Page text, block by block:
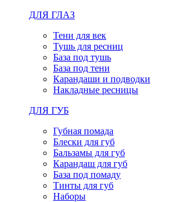
ДЛЯ ГЛАЗ
Тени для век
Тушь для ресниц
База под тушь
База под тени
Карандаши и подводки
Накладные ресницы
ДЛЯ ГУБ
Губная помада
Блески для губ
Бальзамы для губ
Карандаш для губ
База под помаду
Тинты для губ
Наборы